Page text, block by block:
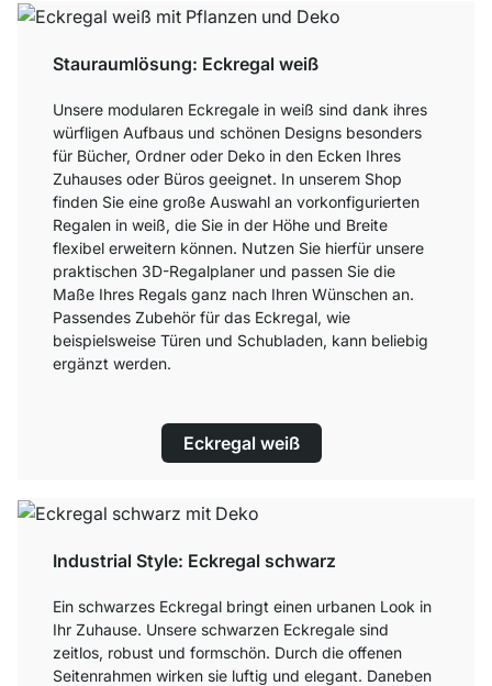
Stauraumlösung: Eckregal weiß
Unsere modularen Eckregale in weiß sind dank ihres
würfligen Aufbaus und schönen Designs besonders
für Bücher, Ordner oder Deko in den Ecken Ihres
Zuhauses oder Büros geeignet. In unserem Shop
finden Sie eine große Auswahl an vorkonfigurierten
Regalen in weiß, die Sie in der Höhe und Breite
flexibel erweitern können. Nutzen Sie hierfür unsere
praktischen 3D-Regalplaner und passen Sie die
Maße Ihres Regals ganz nach Ihren Wünschen an.
Passendes Zubehör für das Eckregal, wie
beispielsweise Türen und Schubladen, kann beliebig
ergänzt werden.
Eckregal weiß
Industrial Style: Eckregal schwarz
Ein schwarzes Eckregal bringt einen urbanen Look in
Ihr Zuhause. Unsere schwarzen Eckregale sind
zeitlos, robust und formschön. Durch die offenen
Seitenrahmen wirken sie luftig und elegant. Daneben